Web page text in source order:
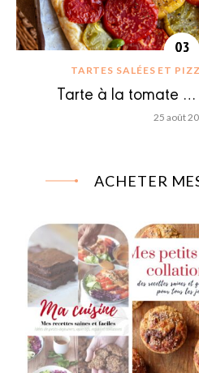
TARTES SALÉES ET
Tarte à la tomate …
25 août
ACHETER